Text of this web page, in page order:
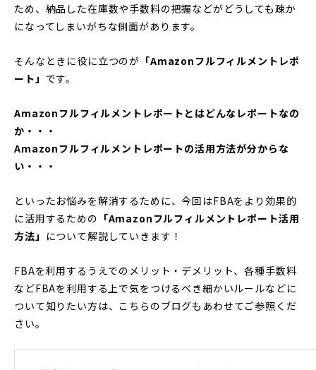
ため、納品した在庫数や手数料の把握などがどうしても疎か
になってしまいがちな側面があります。
そんなときに役に立つのが 「Amazonフルフィルメントレポ
ート」 です。
Amazonフルフィルメントレポートとはどんなレポートなの
か・・・
Amazonフルフィルメントレポートの活用方法が分からな
い・・・
といったお悩みを解消するために、今回はFBAをより効果的
に活用するための 「Amazonフルフィルメントレポート活用
方法」 について解説していきます！
FBAを利用するうえでのメリット・デメリット、各種手数料
などFBAを利用する上で気をつけるべき細かいルールなどに
ついて知りたい方は、こちらのブログもあわせてご参照くだ
さい。